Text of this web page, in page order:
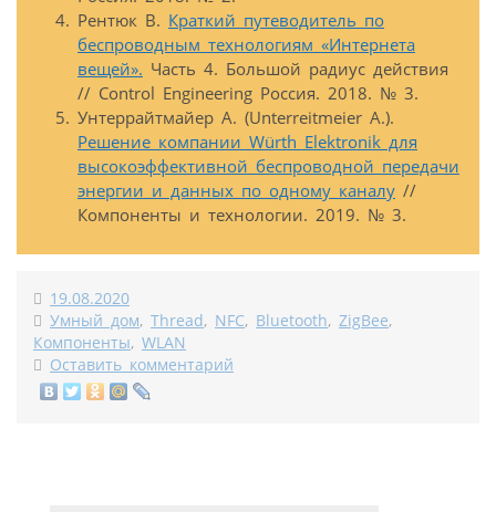
Рентюк В. Краткий путеводитель по
беспроводным технологиям «Интернета
вещей». Часть 4. Большой радиус действия
// Control Engineering Россия. 2018. № 3.
Унтеррайтмайер А. (Unterreitmeier A.).
Решение компании Würth Elektronik для
высокоэффективной беспроводной передачи
энергии и данных по одному каналу //
Компоненты и технологии. 2019. № 3.
19.08.2020
Умный дом, Thread, NFC, Bluetooth, ZigBee,
Компоненты, WLAN
Оставить комментарий